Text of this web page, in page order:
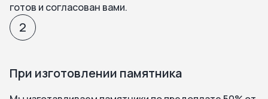
готов и согласован вами.
2
При изготовлении памятника